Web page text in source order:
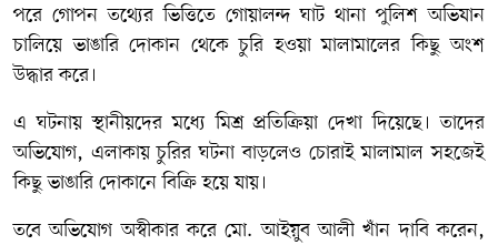
পরে গোপন তথ্যের ভিত্তিতে গোয়ালন্দ ঘাট থানা পুলিশ অভিযান
চালিয়ে ভাঙারি দোকান থেকে চুরি হওয়া মালামালের কিছু অংশ
উদ্ধার করে।
এ ঘটনায় স্থানীয়দের মধ্যে মিশ্র প্রতিক্রিয়া দেখা দিয়েছে। তাদের
অভিযোগ, এলাকায় চুরির ঘটনা বাড়লেও চোরাই মালামাল সহজেই
কিছু ভাঙারি দোকানে বিক্রি হয়ে যায়।
তবে অভিযোগ অস্বীকার করে মো. আইয়ুব আলী খাঁন দাবি করেন,